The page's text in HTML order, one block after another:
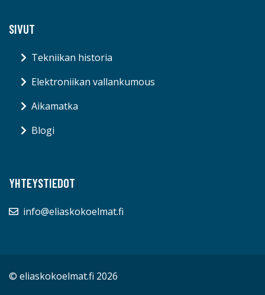
SIVUT
Tekniikan historia
Elektroniikan vallankumous
Aikamatka
Blogi
YHTEYSTIEDOT
info@eliaskokoelmat.fi
© eliaskokoelmat.fi 2026